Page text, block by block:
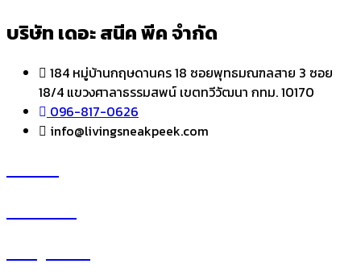
บริษัท เดอะ สนีค พีค จำกัด
184 หมู่บ้านกฤษดานคร 18 ซอยพุทธมณฑลสาย 3 ซอย
18/4 แขวงศาลาธรรมสพน์ เขตทวีวัฒนา กทม. 10170
096-817-0626
info@livingsneakpeek.com
HOME